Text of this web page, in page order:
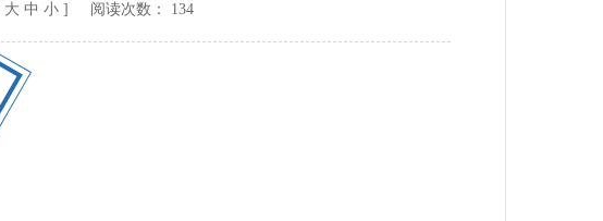
大 中 小 ] 阅读次数： 134